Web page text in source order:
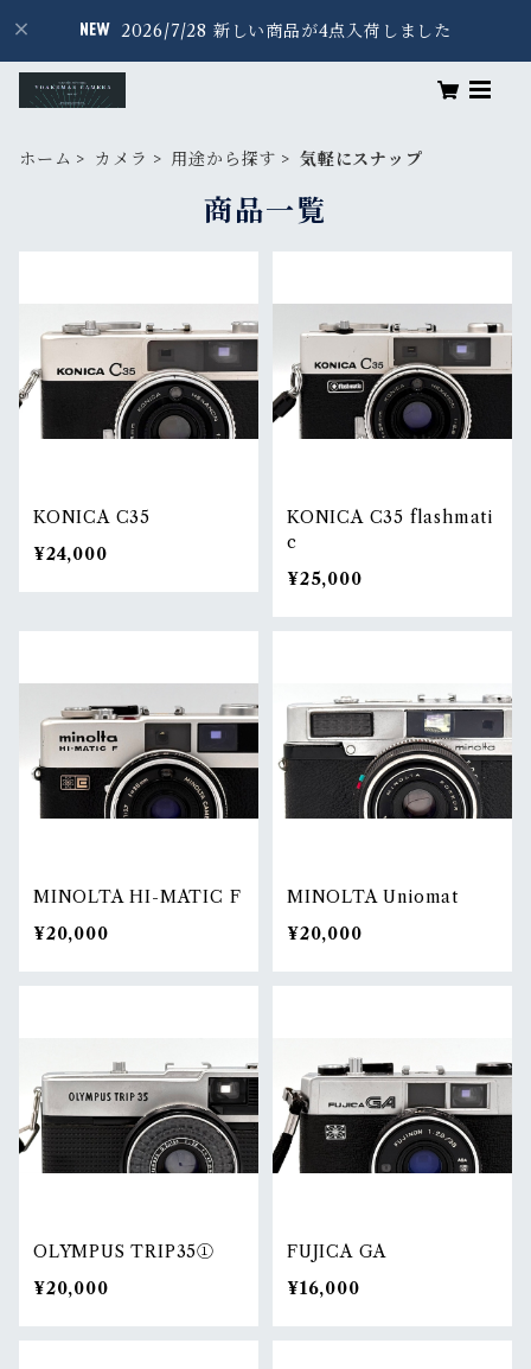
2026/7/28 新しい商品が4点入荷しました
ホーム カメラ 用途から探す 気軽にスナップ
商品一覧
KONICA C35
¥24,000
KONICA C35 flashmati
c
¥25,000
MINOLTA HI-MATIC F
¥20,000
MINOLTA Uniomat
¥20,000
OLYMPUS TRIP35①
¥20,000
FUJICA GA
¥16,000